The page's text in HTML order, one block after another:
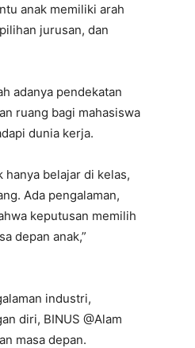
anak memiliki arah
jurusan, dan
adanya pendekatan
ruang bagi mahasiswa
dunia kerja.
hanya belajar di kelas,
Ada pengalaman,
keputusan memilih
depan anak,”
industri,
diri, BINUS @Alam
masa depan.